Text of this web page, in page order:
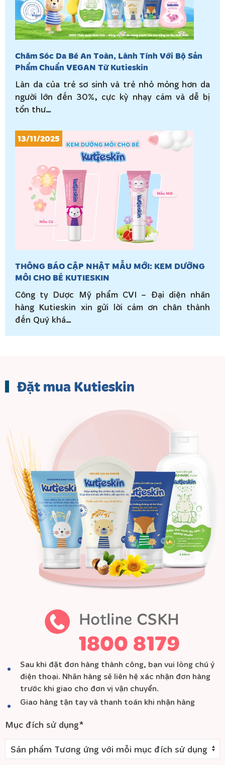
Chăm Sóc Da Bé An Toàn, Lành Tính Với Bộ Sản
Phẩm Chuẩn VEGAN Từ Kutieskin
Làn da của trẻ sơ sinh và trẻ nhỏ mỏng hơn da
người lớn đến 30%, cực kỳ nhạy cảm và dễ bị
tổn thư…
THÔNG BÁO CẬP NHẬT MẪU MỚI: KEM DƯỠNG
MÔI CHO BÉ KUTIESKIN
13/11/2025
Công ty Dược Mỹ phẩm CVI – Đại diện nhãn
hàng Kutieskin xin gửi lời cảm ơn chân thành
đến Quý khá…
Đặt mua Kutieskin
Sau khi đặt đơn hàng thành công, bạn vui lòng chú ý
điện thoại. Nhãn hàng sẽ liên hệ xác nhận đơn hàng
trước khi giao cho đơn vị vận chuyển.
Giao hàng tận tay và thanh toán khi nhận hàng
Mục đích sử dụng*